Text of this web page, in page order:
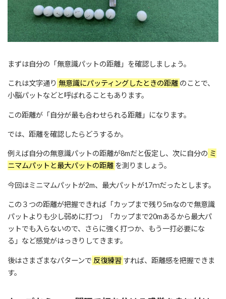
まずは自分の「無意識パットの距離」を確認しましょう。
これは文字通り 無意識にパッティングしたときの距離 のことで、
小脳パットなどと呼ばれることもあります。
この距離が「自分が最も合わせられる距離」になります。
では、距離を確認したらどうするか。
例えば自分の無意識パットの距離が8mだと仮定し、次に自分の ミ
ニマムパットと最大パットの距離 を測りましょう。
今回はミニマムパットが2m、最大パットが17ｍだったとします。
この３つの距離が把握できれば「カップまで残り5mなので無意識
パットよりも少し弱めに打つ」「カップまで20mあるから最大パ
ットでも入らないので、さらに強く打つか、もう一打必要にな
る」など感覚がはっきりしてきます。
後はさまざまなパターンで 反復練習 すれば、距離感を把握できま
す。